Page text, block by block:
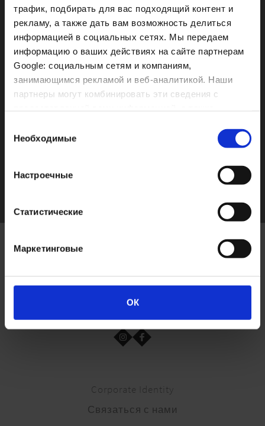
трафик, подбирать для вас подходящий контент и
рекламу, а также дать вам возможность делиться
информацией в социальных сетях. Мы передаем
информацию о ваших действиях на сайте партнерам
Google: социальным сетям и компаниям,
занимающимся рекламой и веб-аналитикой. Наши
партнеры могут комбинировать эти сведения с
вами их сервисов.
согласия
Необходимые
Настроечные
Статистические
Маркетинговые
ОК
Corporate Identity
Связаться с нами